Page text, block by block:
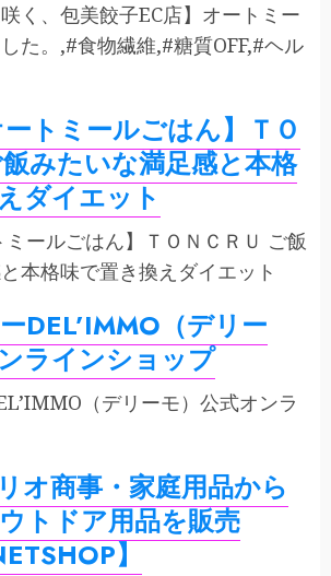
く、包美餃子EC店】オートミー
た。,#食物繊維,#糖質OFF,#ヘル
ートミールごはん】ＴＯ
みたいな満足感と本格
ダイエット
ミールごはん】ＴＯＮＣＲＵ ご飯
本格味で置き換えダイエット
DEL’IMMO（デリー
ラインショップ
（デリーモ）公式オンラ
オ商事・家庭用品から
トドア用品を販売
】